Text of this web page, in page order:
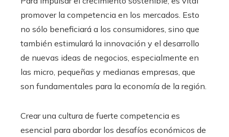
promover la competencia en los mercados. Esto
no sólo beneficiará a los consumidores, sino que
también estimulará la innovación y el desarrollo
de nuevas ideas de negocios, especialmente en
las micro, pequeñas y medianas empresas, que
son fundamentales para la economía de la región.
Crear una cultura de fuerte competencia es
esencial para abordar los desafíos económicos de